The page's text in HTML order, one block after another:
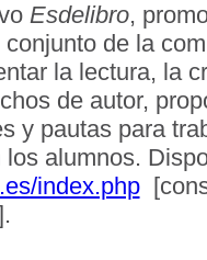
Esdelibro,
de la
la lectura, la
de autor,
y pautas para
alumnos.
index.php